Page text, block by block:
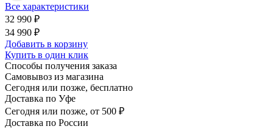
Все характеристики
32 990 ₽
34 990 ₽
Добавить в корзину
Купить в один клик
Способы получения заказа
Самовывоз из магазина
Сегодня или позже, бесплатно
Доставка по Уфе
Сегодня или позже, от 500 ₽
Доставка по России